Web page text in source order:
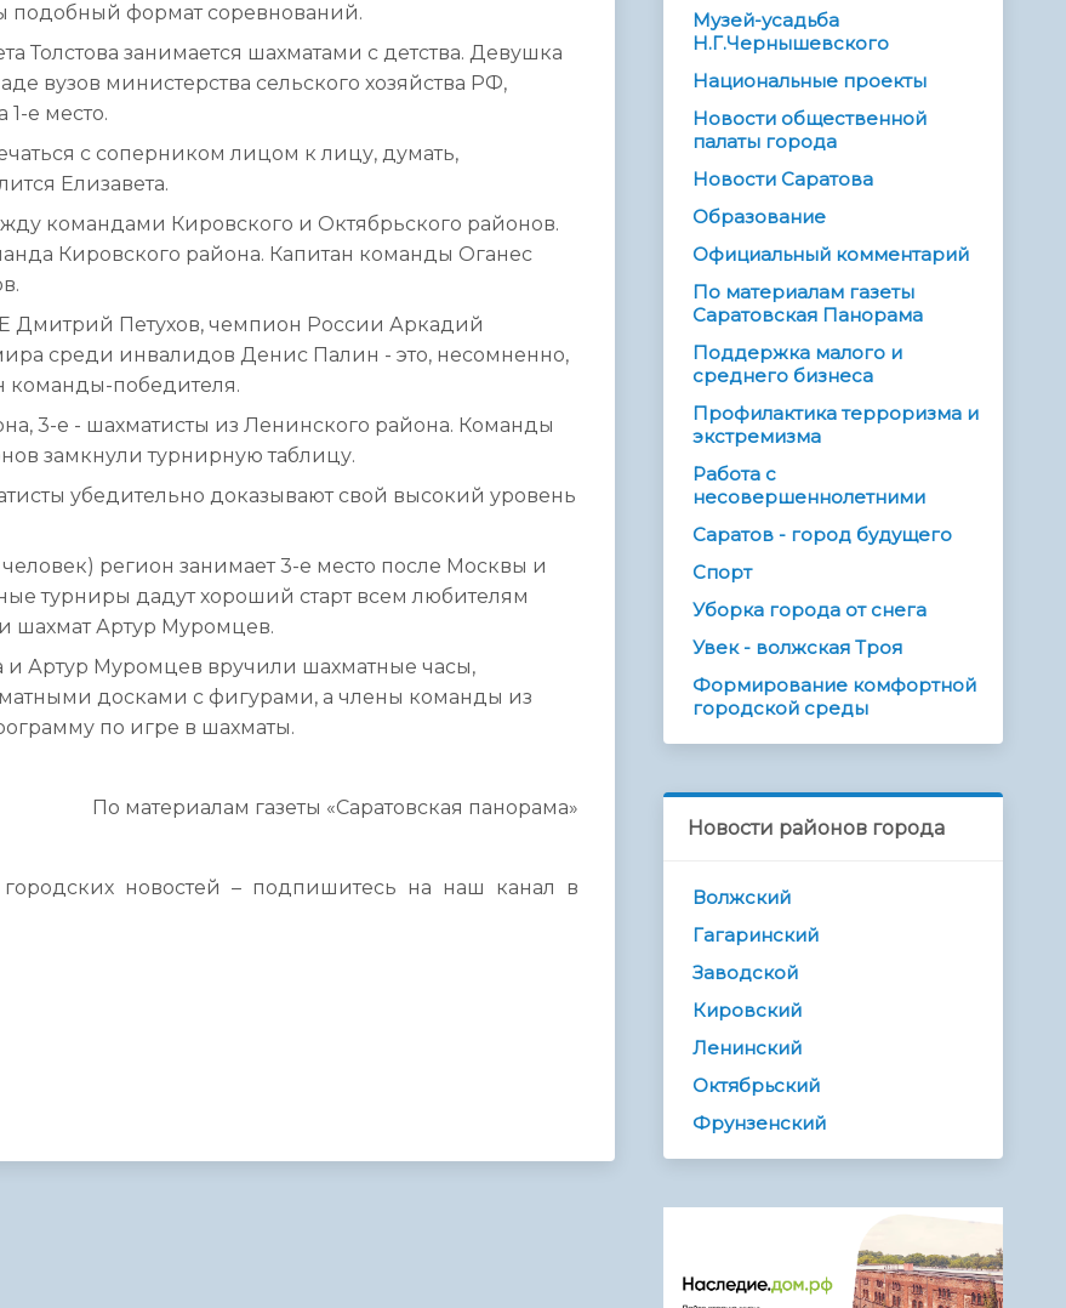
подобный формат соревнований.
Толстова занимается шахматами с детства. Девушка
вузов министерства сельского хозяйства РФ,
е место.
с соперником лицом к лицу, думать,
Елизавета.
командами Кировского и Октябрьского районов.
Кировского района. Капитан команды Оганес
Дмитрий Петухов, чемпион России Аркадий
среди инвалидов Денис Палин - это, несомненно,
команды-победителя.
3-е - шахматисты из Ленинского района. Команды
замкнули турнирную таблицу.
убедительно доказывают свой высокий уровень
регион занимает 3-е место после Москвы и
турниры дадут хороший старт всем любителям
шахмат Артур Муромцев.
и Артур Муромцев вручили шахматные часы,
досками с фигурами, а члены команды из
по игре в шахматы.
По материалам газеты «Саратовская панорама»
новостей – подпишитесь на наш канал в
Музей-усадьба
Н.Г.Чернышевского
Национальные проекты
Новости общественной
палаты города
Новости Саратова
Образование
Официальный комментарий
По материалам газеты
Саратовская Панорама
Поддержка малого и
среднего бизнеса
Профилактика терроризма и
экстремизма
Работа с
несовершеннолетними
Саратов - город будущего
Спорт
Уборка города от снега
Увек - волжская Троя
Формирование комфортной
городской среды
Новости районов города
Волжский
Гагаринский
Заводской
Кировский
Ленинский
Октябрьский
Фрунзенский